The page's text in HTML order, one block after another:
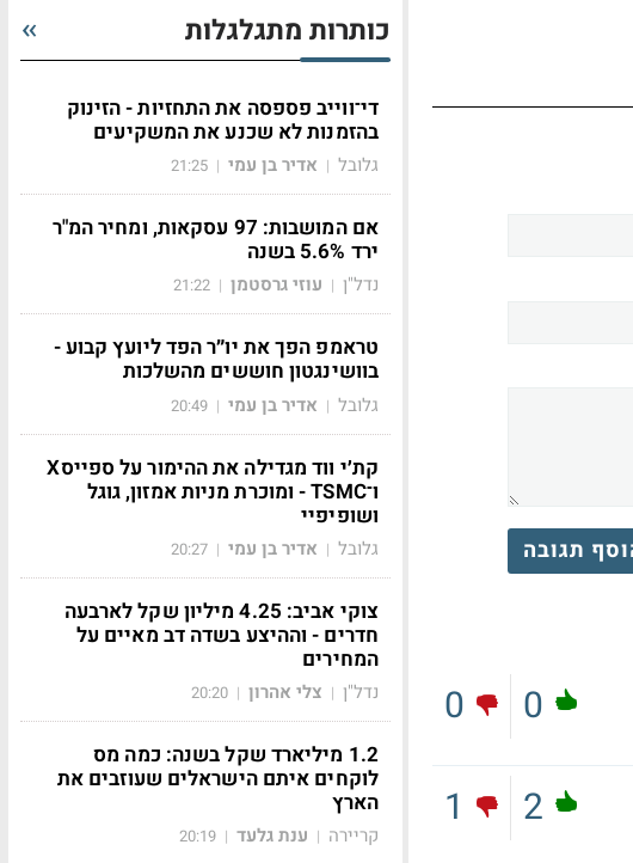
תגובה
0
0
2
1
כותרות מתגלגלות
די־ווייב פספסה את התחזיות - הזינוק
בהזמנות לא שכנע את המשקיעים
גלובל | אדיר בן עמי |
21:25
אם המושבות: 97 עסקאות, ומחיר המ"ר
ירד 5.6% בשנה
נדל"ן | עוזי גרסטמן |
21:22
טראמפ הפך את יו״ר הפד ליועץ קבוע -
בוושינגטון חוששים מהשלכות
גלובל | אדיר בן עמי |
20:49
קת׳י ווד מגדילה את ההימור על ספייסX
ו־TSMC - ומוכרת מניות אמזון, גוגל
ושופיפיי
גלובל | אדיר בן עמי |
20:27
צוקי אביב: 4.25 מיליון שקל לארבעה
חדרים - וההיצע בשדה דב מאיים על
המחירים
נדל"ן | צלי אהרון |
20:20
1.2 מיליארד שקל בשנה: כמה מס
לוקחים איתם הישראלים שעוזבים את
הארץ
קריירה | ענת גלעד |
20:19